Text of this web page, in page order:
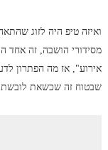
ואיזה טיפ היה לזוג
מסידורי הושבה, זה אחד
אירוע", אז מה הפתרון
שבטוח זה שכשאת לובשת